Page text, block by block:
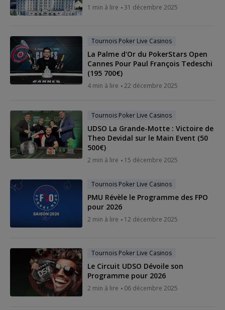
1 min à lire 31 décembre 2025
Tournois Poker Live Casinos
La Palme d'Or du PokerStars Open
Cannes Pour Paul François Tedeschi
(195 700€)
4 min à lire 22 décembre 2025
Tournois Poker Live Casinos
UDSO La Grande-Motte : Victoire de
Theo Devidal sur le Main Event (50
500€)
2 min à lire 15 décembre 2025
Tournois Poker Live Casinos
PMU Révèle le Programme des FPO
pour 2026
2 min à lire 12 décembre 2025
Tournois Poker Live Casinos
Le Circuit UDSO Dévoile son
Programme pour 2026
2 min à lire 06 décembre 2025